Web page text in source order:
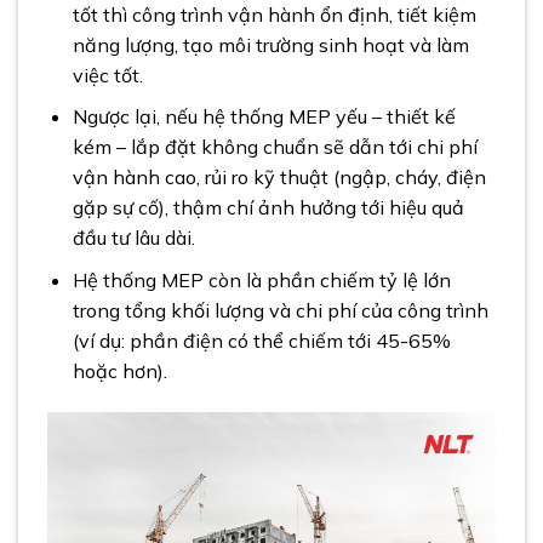
tốt thì công trình vận hành ổn định, tiết kiệm
năng lượng, tạo môi trường sinh hoạt và làm
việc tốt.
Ngược lại, nếu hệ thống MEP yếu – thiết kế
kém – lắp đặt không chuẩn sẽ dẫn tới chi phí
vận hành cao, rủi ro kỹ thuật (ngập, cháy, điện
gặp sự cố), thậm chí ảnh hưởng tới hiệu quả
đầu tư lâu dài.
Hệ thống MEP còn là phần chiếm tỷ lệ lớn
trong tổng khối lượng và chi phí của công trình
(ví dụ: phần điện có thể chiếm tới 45-65%
hoặc hơn).